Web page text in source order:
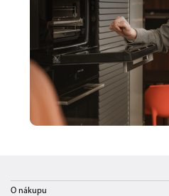
O nákupu